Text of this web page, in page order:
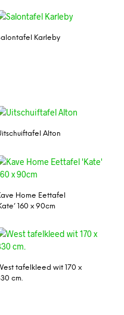
Karleby
Alton
Home Eettafel
160 x 90cm
tafelkleed wit 170 x
cm.